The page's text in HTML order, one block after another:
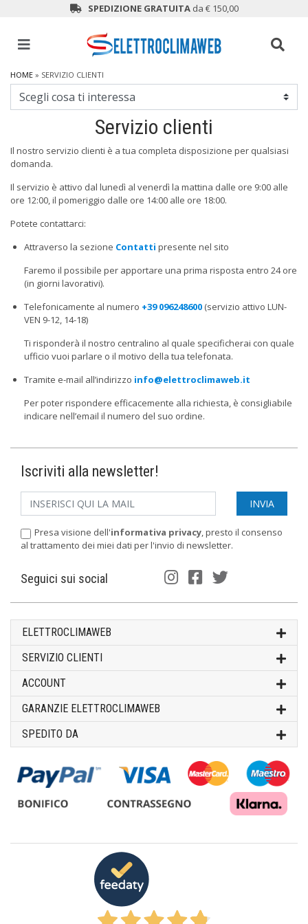
SPEDIZIONE GRATUITAda € 150,00
HOME » SERVIZIO CLIENTI
Servizio clienti
Il nostro servizio clienti è a tua completa disposizione per qualsiasi
domanda.
Il servizio è attivo dal lunedì al venerdì la mattina dalle ore 9:00 alle
ore 12:00, il pomeriggio dalle ore 14:00 alle ore 18:00.
Potete contattarci:
Attraverso la sezione Contatti presente nel sito
Faremo il possibile per apportare una prima risposta entro 24 ore
(in giorni lavorativi).
Telefonicamente al numero +39 096248600 (servizio attivo LUN-
VEN 9-12, 14-18)
Ti risponderà il nostro centralino al quale specificherai con quale
ufficio vuoi parlare o il motivo della tua telefonata.
Tramite e-mail all’indirizzo info@elettroclimaweb.it
Per poter rispondere efficacemente alla richiesta, è consigliabile
indicare nell’email il numero del suo ordine.
Iscriviti alla newsletter!
Presa visione dell'informativa privacy, presto il consenso
al trattamento dei miei dati per l'invio di newsletter.
Seguici sui social
ELETTROCLIMAWEB
SERVIZIO CLIENTI
ACCOUNT
GARANZIE ELETTROCLIMAWEB
SPEDITO DA